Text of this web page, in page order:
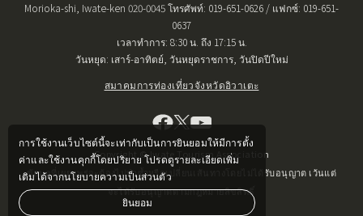
การใช้งานเว็บไซต์นี้จะเท่ากับเป็นการยินยอมให้มีการตั้ง
ค่าและใช้งานคุกกี้โดยปริยาย โปรดดูรายละเอียดเพิ่ม
เติมได้จากนโยบายความเป็นส่วนตัว
ยินยอม
Morioka-shi, Iwate-ken 020-0045 โทรศัพท์: 019-651-0626 / แฟกซ์: 019-651-
0637
เวลาทำการ: 8:30 น. ถึง 17:15 น.
วันหยุด: เสาร์-อาทิตย์, วันหยุดราชการ, วันปิดปีใหม่
สมาคมการท่องเที่ยวจังหวัดอิวาเตะ
Copyright © Iwate Tourism Association
ข้อมูลที่เผยแพร่จะต้องไม่ทำซ้ำหรือเปลี่ยนเส้นทางโดยไม่ได้รับอนุญาต เว้นแต่
จะได้รับอนุญาตตามกฎหมายลิขสิทธิ์